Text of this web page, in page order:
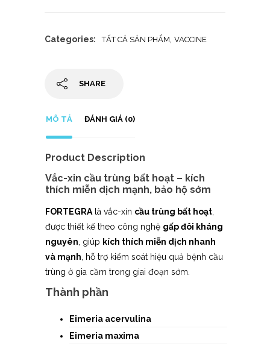
Categories: TẤT CẢ SẢN PHẨM VACCINE
SHARE
MÔ TẢ ĐÁNH GIÁ (0)
Product Description
Vắc-xin cầu trùng bất hoạt – kích
thích miễn dịch mạnh, bảo hộ sớm
FORTEGRA là vắc-xin cầu trùng bất hoạt
được thiết kế theo công nghệ gấp đôi kháng
nguyên , giúp kích thích miễn dịch nhanh
và mạnh , hỗ trợ kiểm soát hiệu quả bệnh cầu
trùng ở gia cầm trong giai đoạn sớm.
Thành phần
Eimeria acervulina
Eimeria maxima